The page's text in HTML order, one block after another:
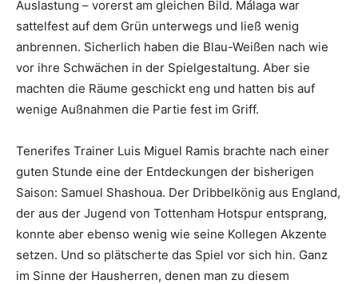
Auslastung – vorerst am gleichen Bild. Málaga war
sattelfest auf dem Grün unterwegs und ließ wenig
anbrennen. Sicherlich haben die Blau-Weißen nach wie
vor ihre Schwächen in der Spielgestaltung. Aber sie
machten die Räume geschickt eng und hatten bis auf
wenige Außnahmen die Partie fest im Griff.
Tenerifes Trainer Luis Miguel Ramis brachte nach einer
guten Stunde eine der Entdeckungen der bisherigen
Saison: Samuel Shashoua. Der Dribbelkönig aus England,
der aus der Jugend von Tottenham Hotspur entsprang,
konnte aber ebenso wenig wie seine Kollegen Akzente
setzen. Und so plätscherte das Spiel vor sich hin. Ganz
im Sinne der Hausherren, denen man zu diesem